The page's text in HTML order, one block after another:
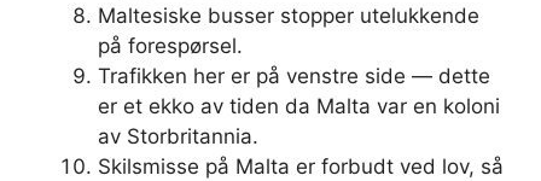
Maltesiske busser stopper utelukkende
på forespørsel.
Trafikken her er på venstre side — dette
er et ekko av tiden da Malta var en koloni
av Storbritannia.
Skilsmisse på Malta er forbudt ved lov, så